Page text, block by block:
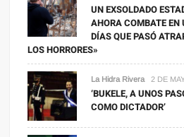
UN EXSOLDADO
AHORA COMBATE
DÍAS QUE PASÓ
LOS HORRORES»
La Hidra Rivera 2 DE
‘BUKELE, A UNOS
COMO DICTADOR’